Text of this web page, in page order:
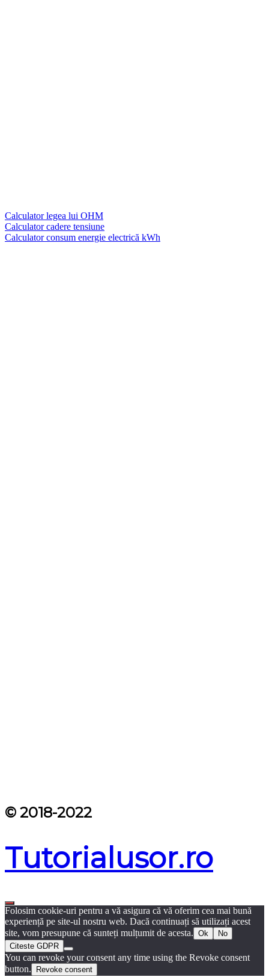
Calculator legea lui OHM
Calculator cadere tensiune
Calculator consum energie electrică kWh
© 2018-2022
Tutorialusor.ro
Folosim cookie-uri pentru a vă asigura că vă oferim cea mai bună
experiență pe site-ul nostru web. Dacă continuați să utilizați acest
site, vom presupune că sunteți mulțumit de acesta. Ok
No
Citeste GDPR
You can revoke your consent any time using the Revoke consent
button.
Revoke consent